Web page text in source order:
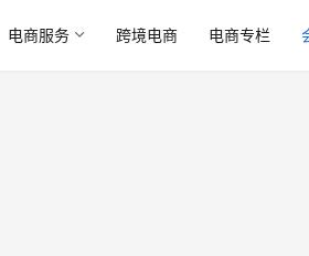
电商服务 跨境电商 电商专栏